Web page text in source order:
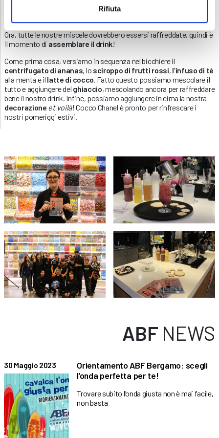
Rifiuta
Ora, tutte le nostre miscele dovrebbero essersi raffreddate, quindi è
il momento di assemblare il drink!
Come prima cosa, versiamo in sequenza nel bicchiere il
centrifugato di ananas, lo sciroppo di frutti rossi, l’infuso di tè
alla menta e il latte di cocco. Fatto questo possiamo mescolare il
tutto e aggiungere del ghiaccio, mescolando ancora per raffreddare
bene il nostro drink. Infine, possiamo aggiungere in cima la nostra
decorazione et voilà! Cocco Chanel è pronto per rinfrescare i
nostri pomeriggi estivi.
ABF NEWS
30 Maggio 2023
Orientamento ABF Bergamo: scegli
l’onda perfetta per te!
Trovare subito l’onda giusta non è mai facile,
non basta